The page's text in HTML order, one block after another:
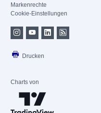
Markenrechte
Cookie-Einstellungen
Drucken
Charts von